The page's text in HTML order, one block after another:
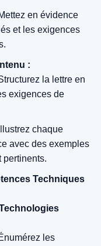
en évidence
et les exigences
:
la lettre en
exigences de
Illustrez chaque
avec des exemples
pertinents.
Techniques
les